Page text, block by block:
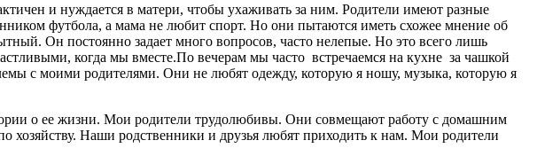
и нуждается в матери, чтобы ухаживать за ним. Родители имеют разные
футбола, а мама не любит спорт. Но они пытаются иметь схожее мнение об
Он постоянно задает много вопросов, часто нелепые. Но это всего лишь
когда мы вместе.По вечерам мы часто встречаемся на кухне за чашкой
с моими родителями. Они не любят одежду, которую я ношу, музыка, которую я
о ее жизни. Мои родители трудолюбивы. Они совмещают работу с домашним
Наши родственники и друзья любят приходить к нам. Мои родители